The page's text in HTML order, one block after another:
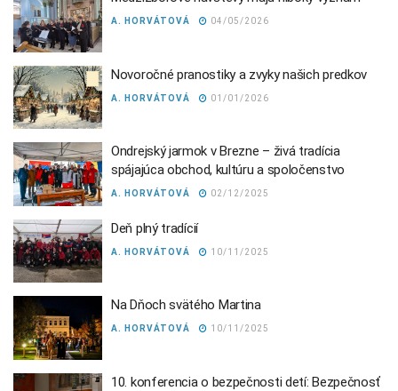
A. HORVÁTOVÁ 04/05/2026
Novoročné pranostiky a zvyky našich predkov
A. HORVÁTOVÁ 01/01/2026
Ondrejský jarmok v Brezne – živá tradícia
spájajúca obchod, kultúru a spoločenstvo
A. HORVÁTOVÁ 02/12/2025
Deň plný tradícií
A. HORVÁTOVÁ 10/11/2025
Na Dňoch svätého Martina
A. HORVÁTOVÁ 10/11/2025
10. konferencia o bezpečnosti detí: Bezpečnosť